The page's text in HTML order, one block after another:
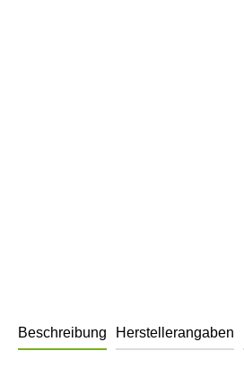
Beschreibung Herstellerangaben